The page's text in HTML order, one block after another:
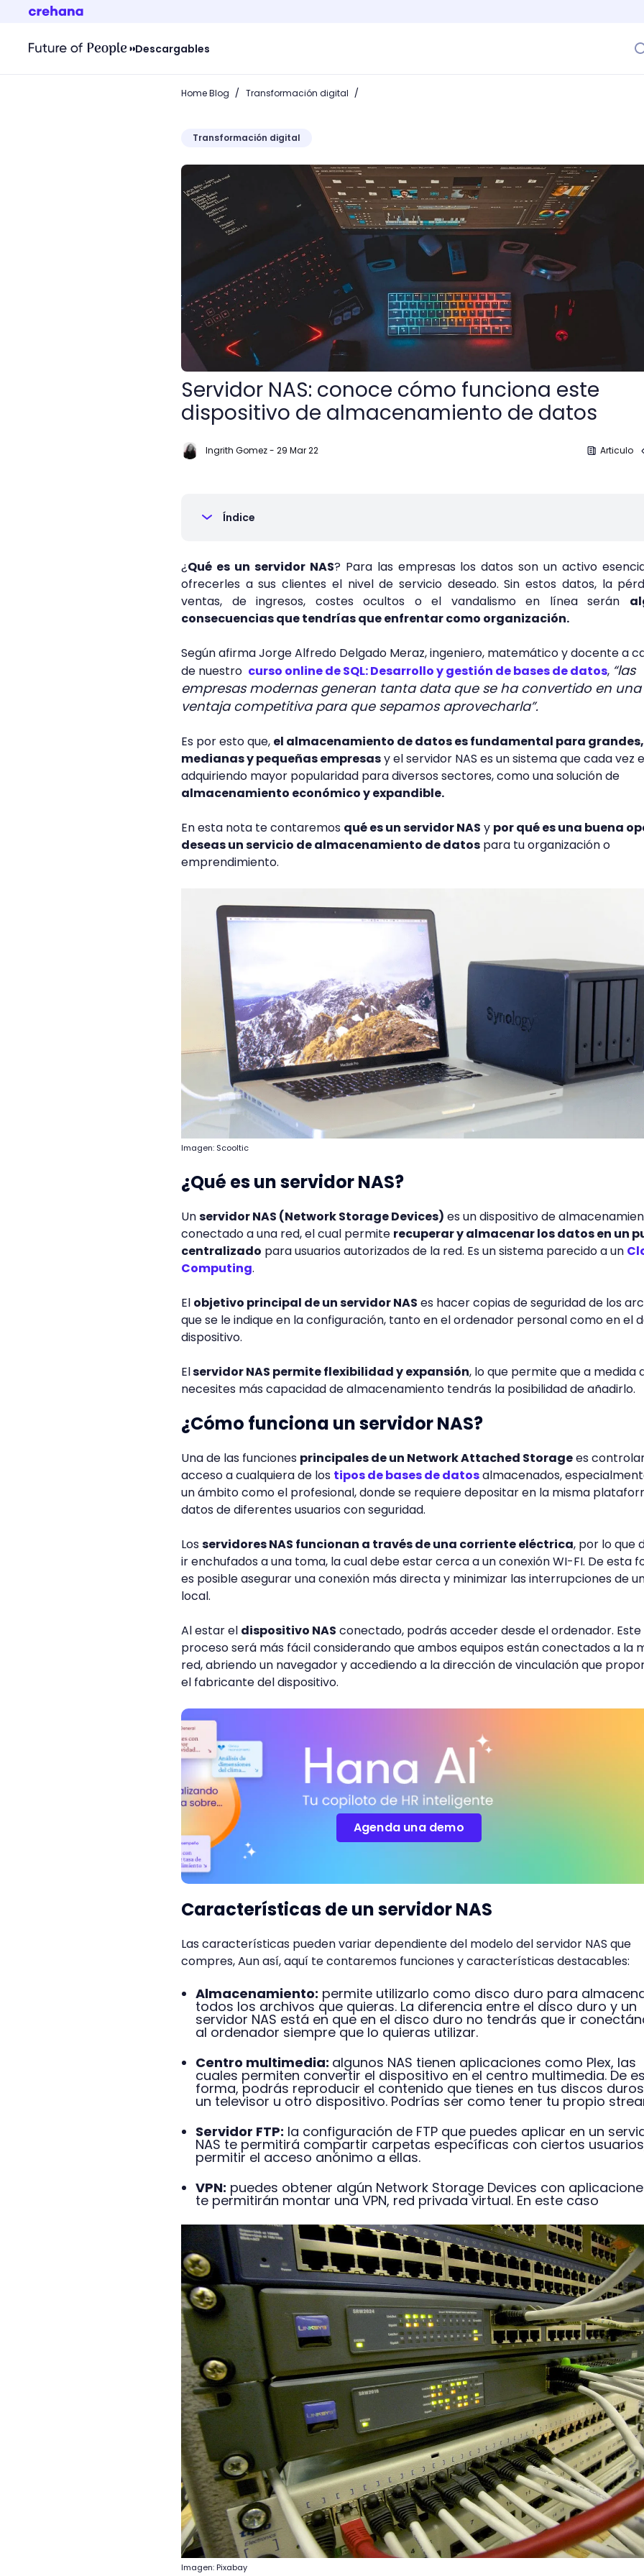
Descargables
Home Blog / Transformación digital /
Transformación digital
Servidor NAS: conoce cómo funciona este dispositivo de almacenamiento de datos
Servidor NAS: conoce cómo funciona este
dispositivo de almacenamiento de datos
Ingrith Gomez- 29 Mar 22 Articulo
Índice
¿Qué es un servidor NAS? Para las empresas los datos son un activo
ofrecerles a sus clientes el nivel de servicio deseado. Sin estos datos, la
ventas, de ingresos, costes ocultos o el vandalismo en línea serán
consecuencias que tendrías que enfrentar como organización.
Según afirma Jorge Alfredo Delgado Meraz, ingeniero, matemático y docente a
de nuestro curso online de SQL: Desarrollo y gestión de bases de datos, “las
empresas modernas generan tanta data que se ha convertido en una
ventaja competitiva para que sepamos aprovecharla”.
Es por esto que, el almacenamiento de datos es fundamental para grandes,
medianas y pequeñas empresasy el servidor NAS es un sistema que cada vez
adquiriendo mayor popularidad para diversos sectores, como una solución de
almacenamiento económico y expandible.
En esta nota te contaremos qué es un servidor NAS y por qué es una buena
deseas un servicio de almacenamiento de datos para tu organización o
emprendimiento.
Imagen: Scooltic
¿Qué es un servidor NAS?
Unservidor NAS (Network Storage Devices) es un dispositivo de
conectado a una red, el cual permite recuperar y almacenar los datos en un
centralizado para usuarios autorizados de la red. Es un sistema parecido a un
Computing.
El objetivo principal de un servidor NAS es hacer copias de seguridad de los
que se le indique en la configuración, tanto en el ordenador personal como en el
dispositivo.
Elservidor NAS permite flexibilidad y expansión, lo que permite que a medida
necesites más capacidad de almacenamiento tendrás la posibilidad de añadirlo.
¿Cómo funciona un servidor NAS?
Una de las funciones principales de un Network Attached Storagees
acceso a cualquiera de los tipos de bases de datosalmacenados,
un ámbito como el profesional, donde se requiere depositar en la misma
datos de diferentes usuarios con seguridad.
Losservidores NAS funcionan a través de una corriente eléctrica, por lo que
ir enchufados a una toma, la cual debe estar cerca a un conexión WI-FI. De esta
es posible asegurar una conexión más directa y minimizar las interrupciones de
local.
Al estar el dispositivo NAS conectado, podrás acceder desde el ordenador. Este
proceso será más fácil considerando que ambos equipos están conectados a la
red, abriendo un navegador y accediendo a la dirección de vinculación que
el fabricante del dispositivo.
Agenda una demo
Características de un servidor NAS
Las características pueden variar dependiente del modelo del servidor NAS que
compres, Aun así, aquí te contaremos funciones y características destacables:
Almacenamiento: permite utilizarlo como disco duro para
todos los archivos que quieras. La diferencia entre el disco duro y un
servidor NAS está en que en el disco duro no tendrás que ir
al ordenador siempre que lo quieras utilizar.
Centro multimedia: algunos NAS tienen aplicaciones como Plex, las
cuales permiten convertir el dispositivo en el centro multimedia. De
forma, podrás reproducir el contenido que tienes en tus discos
un televisor u otro dispositivo. Podrías ser como tener tu propio
Servidor FTP: la configuración de FTP que puedes aplicar en un
NAS te permitirá compartir carpetas específicas con ciertos
permitir el acceso anónimo a ellas.
VPN: puedes obtener algún Network Storage Devices con
te permitirán montar una VPN, red privada virtual. En este caso
Imagen: Pixabay